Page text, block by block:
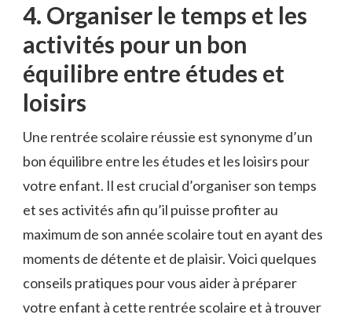
4. Organiser le temps et‍ les
activités‌ pour un bon
⁤équilibre entre études et
loisirs
Une rentrée scolaire⁤ réussie est synonyme d’un
bon équilibre ​entre les études ​et les loisirs‌ pour
votre​ enfant. Il est crucial d’organiser son temps‌
et ⁣ses activités afin qu’il puisse profiter ⁤au
maximum de son année scolaire tout en ayant des
moments de ​détente et de plaisir. Voici quelques
conseils pratiques pour vous aider‍ à préparer
votre enfant à cette rentrée scolaire et à trouver